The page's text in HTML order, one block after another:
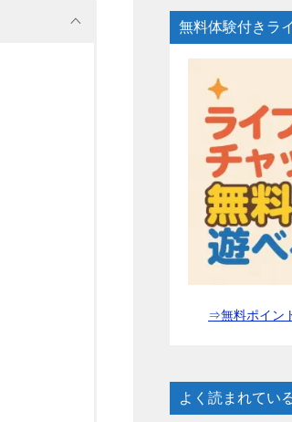
無料体験付きラ
⇒無料ポイン
よく読まれてい